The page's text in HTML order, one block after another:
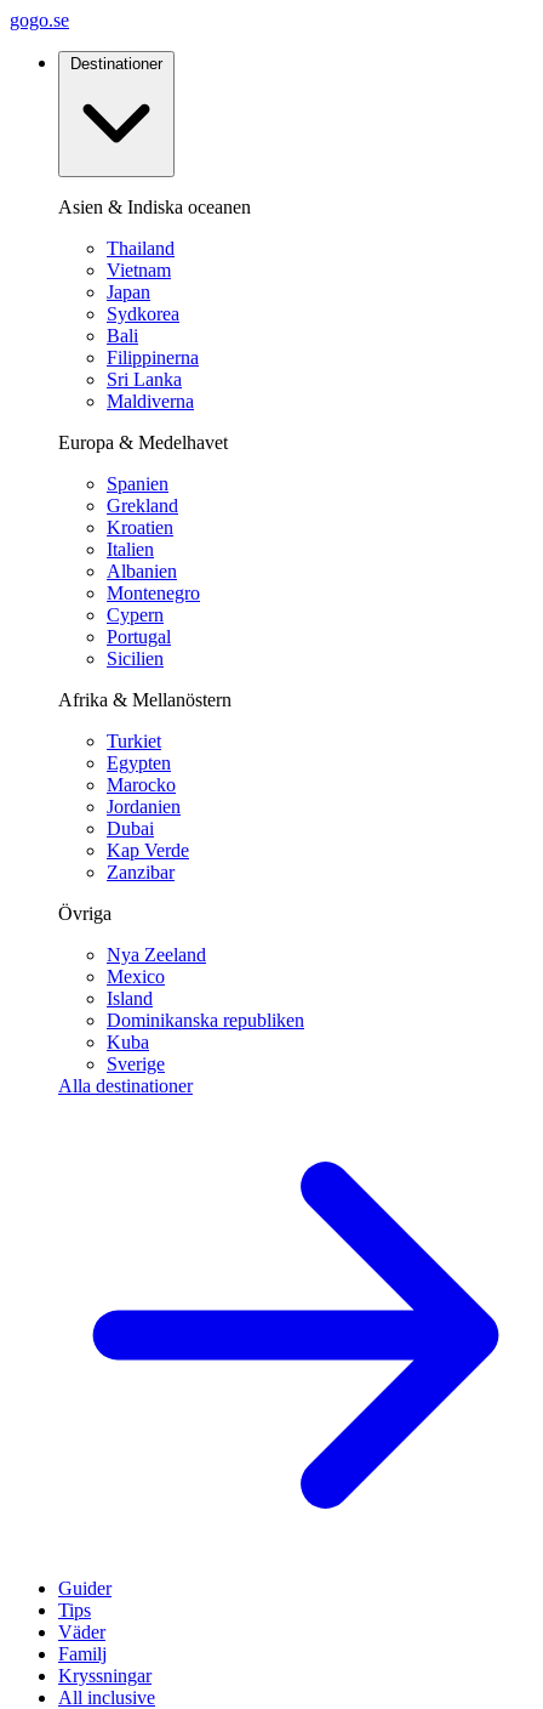
gogo.se
Destinationer
Asien & Indiska oceanen
Thailand
Vietnam
Japan
Sydkorea
Bali
Filippinerna
Sri Lanka
Maldiverna
Europa & Medelhavet
Spanien
Grekland
Kroatien
Italien
Albanien
Montenegro
Cypern
Portugal
Sicilien
Afrika & Mellanöstern
Turkiet
Egypten
Marocko
Jordanien
Dubai
Kap Verde
Zanzibar
Övriga
Nya Zeeland
Mexico
Island
Dominikanska republiken
Kuba
Sverige
Alla destinationer
Guider
Tips
Väder
Familj
Kryssningar
All inclusive